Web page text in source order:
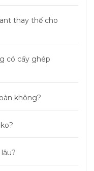
thay thế cho
có cấy ghép
không?